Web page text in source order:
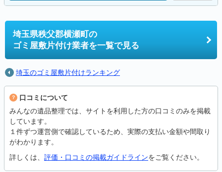
埼玉県秩父郡横瀬町の
ゴミ屋敷片付け業者を一覧で見る
埼玉のゴミ屋敷片付けランキング
口コミについて
みんなの遺品整理では、サイトを利用した方の口コミのみを掲載
しています。
１件ずつ運営側で確認しているため、実際の支払い金額や間取り
がわかります。
詳しくは、 評価・口コミの掲載ガイドラインをご覧ください。